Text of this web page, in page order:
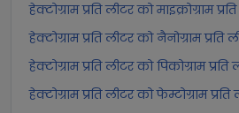
हेक्टोग्राम प्रति लीटर को माइक्रोग्राम
हेक्टोग्राम प्रति लीटर को नैनोग्राम
हेक्टोग्राम प्रति लीटर को पिकोग्राम
हेक्टोग्राम प्रति लीटर को फेम्टोग्राम